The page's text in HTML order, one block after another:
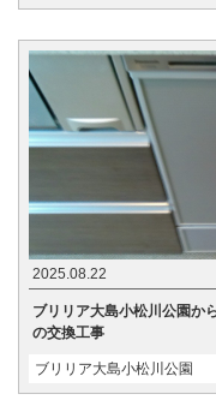
2025.08.22
ブリリア大島小松川公園か
の交換工事
ブリリア大島小松川公園